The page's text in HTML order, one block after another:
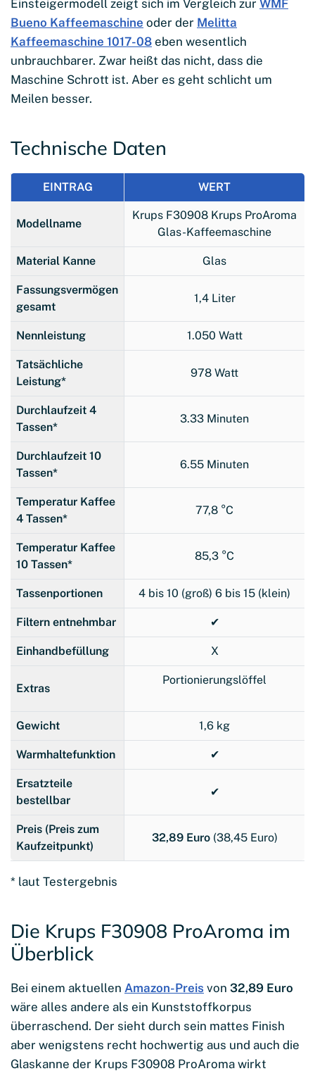
Einsteigermodell zeigt sich im Vergleich zur WMF
Bueno Kaffeemaschine oder der Melitta
Kaffeemaschine 1017-08 eben wesentlich
unbrauchbarer. Zwar heißt das nicht, dass die
Maschine Schrott ist. Aber es geht schlicht um
Meilen besser.
Technische Daten
EINTRAG WERT
Modellname
Krups F30908 Krups ProAroma
Glas-Kaffeemaschine
Material Kanne Glas
Fassungsvermögen
gesamt
1,4 Liter
Nennleistung 1.050 Watt
Tatsächliche
Leistung*
978 Watt
Durchlaufzeit 4
Tassen*
3.33 Minuten
Durchlaufzeit 10
Tassen*
6.55 Minuten
Temperatur Kaffee
4 Tassen*
77,8 °C
Temperatur Kaffee
10 Tassen*
85,3 °C
Tassenportionen 4 bis 10 (groß) 6 bis 15 (klein)
Filtern entnehmbar ✔
Einhandbefüllung X
Extras
Portionierungslöffel
Gewicht 1,6 kg
Warmhaltefunktion ✔
Ersatzteile
bestellbar
✔
Preis (Preis zum
Kaufzeitpunkt)
32,89 Euro(38,45 Euro)
* laut Testergebnis
Die Krups F30908 ProAroma im
Überblick
Bei einem aktuellen Amazon-Preis von 32,89 Euro
wäre alles andere als ein Kunststoffkorpus
überraschend. Der sieht durch sein mattes Finish
aber wenigstens recht hochwertig aus und auch die
Glaskanne der Krups F30908 ProAroma wirkt